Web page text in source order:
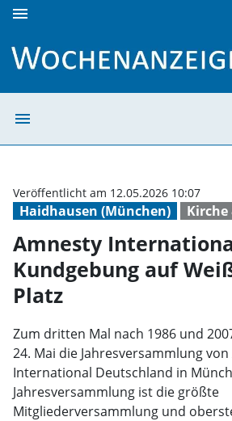
menu
menu
Haidhausen (München) Kirche
Veröffentlicht am 12.05.2026 10:07
Amnesty
Kundgebung auf
Platz
Zum dritten Mal nach 1986 und
24. Mai die Jahresversammlung
International Deutschland in
Jahresversammlung ist die größte
Mitgliederversammlung und